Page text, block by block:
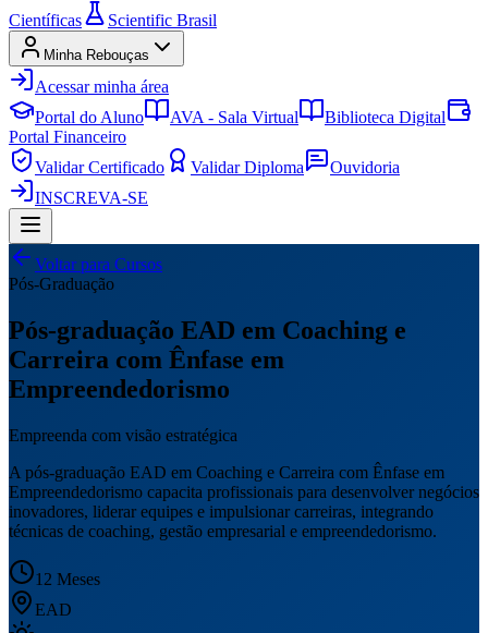
Científicas
Scientific Brasil
Minha Rebouças
Acessar minha área
Portal do Aluno
AVA - Sala Virtual
Biblioteca Digital
Portal Financeiro
Validar Certificado
Validar Diploma
Ouvidoria
INSCREVA-SE
Voltar para Cursos
Pós-Graduação
Pós-graduação EAD em Coaching e
Carreira com Ênfase em
Empreendedorismo
Empreenda com visão estratégica
A pós-graduação EAD em Coaching e Carreira com Ênfase em
Empreendedorismo capacita profissionais para desenvolver negócios
inovadores, liderar equipes e impulsionar carreiras, integrando
técnicas de coaching, gestão empresarial e empreendedorismo.
12 Meses
EAD